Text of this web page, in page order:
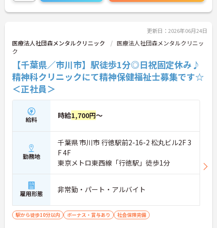
更新日：2026年06月24日
医療法人社団森メンタルクリニック
医療法人社団森メンタルクリニッ
ク
【千葉県／市川市】駅徒歩1分◎日祝固定休み♪
精神科クリニックにて精神保健福祉士募集です☆
＜正社員＞
給料 時給1,700円～
勤務地
千葉県 市川市 行徳駅前2-16-2 松丸ビル2F 3
F 4F
東京メトロ東西線「行徳駅」徒歩1分
雇用形態 非常勤・パート・アルバイト
駅から徒歩10分以内 ボーナス・賞与あり 社会保険完備